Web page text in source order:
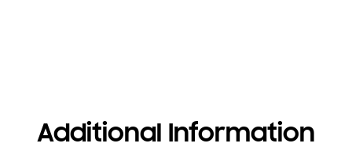
Additional Information